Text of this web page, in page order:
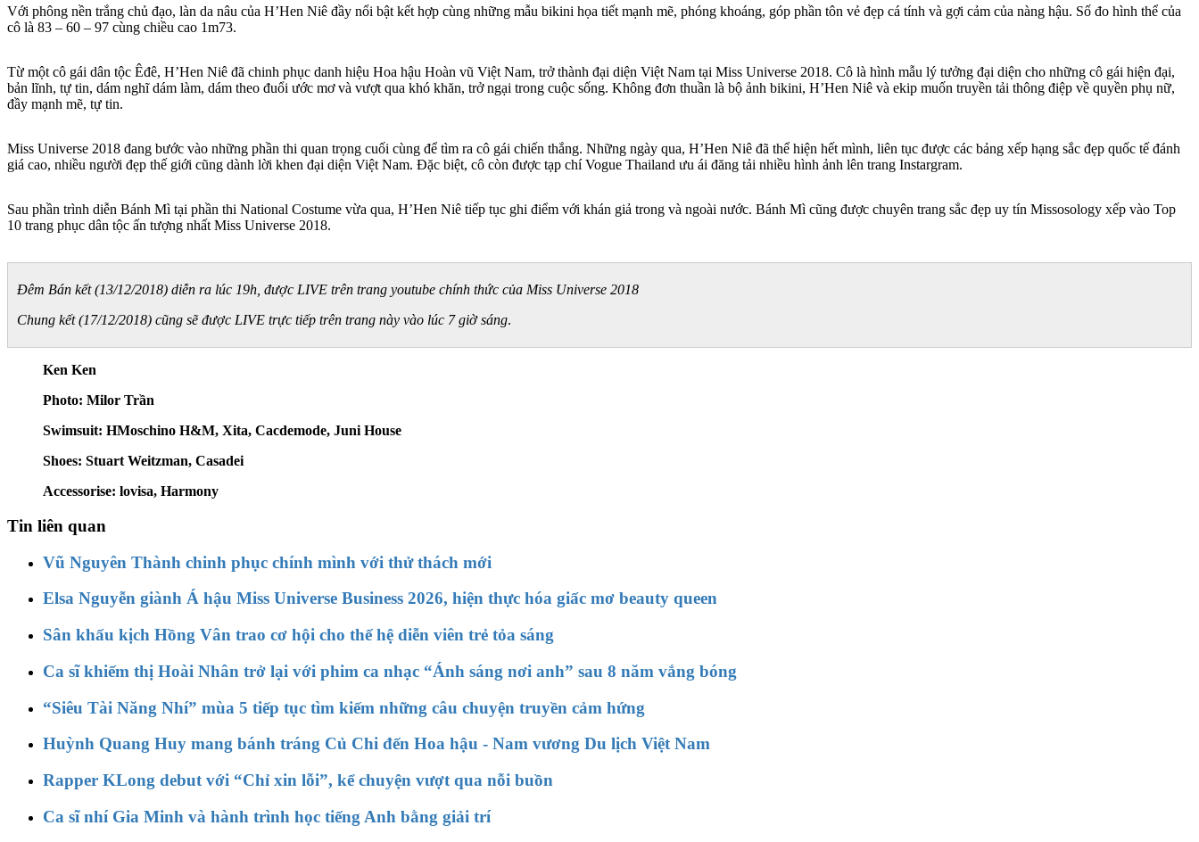
Với phông nền trắng chủ đạo, làn da nâu của H’Hen Niê đầy nổi bật kết hợp cùng những mẫu bikini họa tiết mạnh mẽ, phóng khoáng, góp phần tôn vẻ đẹp cá tính và gợi cảm của nàng hậu. Số đo hình thể của
cô là 83 – 60 – 97 cùng chiều cao 1m73.
Từ một cô gái dân tộc Êđê, H’Hen Niê đã chinh phục danh hiệu Hoa hậu Hoàn vũ Việt Nam, trở thành đại diện Việt Nam tại Miss Universe 2018. Cô là hình mẫu lý tưởng đại diện cho những cô gái hiện đại,
bản lĩnh, tự tin, dám nghĩ dám làm, dám theo đuổi ước mơ và vượt qua khó khăn, trở ngại trong cuộc sống. Không đơn thuần là bộ ảnh bikini, H’Hen Niê và ekip muốn truyền tải thông điệp về quyền phụ nữ,
đầy mạnh mẽ, tự tin.
Miss Universe 2018 đang bước vào những phần thi quan trọng cuối cùng để tìm ra cô gái chiến thắng. Những ngày qua, H’Hen Niê đã thể hiện hết mình, liên tục được các bảng xếp hạng sắc đẹp quốc tế đánh
giá cao, nhiều người đẹp thế giới cũng dành lời khen đại diện Việt Nam. Đặc biệt, cô còn được tạp chí Vogue Thailand ưu ái đăng tải nhiều hình ảnh lên trang Instargram.
Sau phần trình diễn Bánh Mì tại phần thi National Costume vừa qua, H’Hen Niê tiếp tục ghi điểm với khán giả trong và ngoài nước. Bánh Mì cũng được chuyên trang sắc đẹp uy tín Missosology xếp vào Top
10 trang phục dân tộc ấn tượng nhất Miss Universe 2018.
Đêm Bán kết (13/12/2018) diễn ra lúc 19h, được LIVE trên trang youtube chính thức của Miss Universe 2018
Chung kết (17/12/2018) cũng sẽ được LIVE trực tiếp trên trang này vào lúc 7 giờ sáng.
Ken Ken
Photo: Milor Trần
Swimsuit: HMoschino H&M, Xita, Cacdemode, Juni House
Shoes: Stuart Weitzman, Casadei
Accessorise: lovisa, Harmony
Tin liên quan
Vũ Nguyên Thành chinh phục chính mình với thử thách mới
Elsa Nguyễn giành Á hậu Miss Universe Business 2026, hiện thực hóa giấc mơ beauty queen
Sân khấu kịch Hồng Vân trao cơ hội cho thế hệ diễn viên trẻ tỏa sáng
Ca sĩ khiếm thị Hoài Nhân trở lại với phim ca nhạc “Ánh sáng nơi anh” sau 8 năm vắng bóng
“Siêu Tài Năng Nhí” mùa 5 tiếp tục tìm kiếm những câu chuyện truyền cảm hứng
Huỳnh Quang Huy mang bánh tráng Củ Chi đến Hoa hậu - Nam vương Du lịch Việt Nam
Rapper KLong debut với “Chỉ xin lỗi”, kể chuyện vượt qua nỗi buồn
Ca sĩ nhí Gia Minh và hành trình học tiếng Anh bằng giải trí